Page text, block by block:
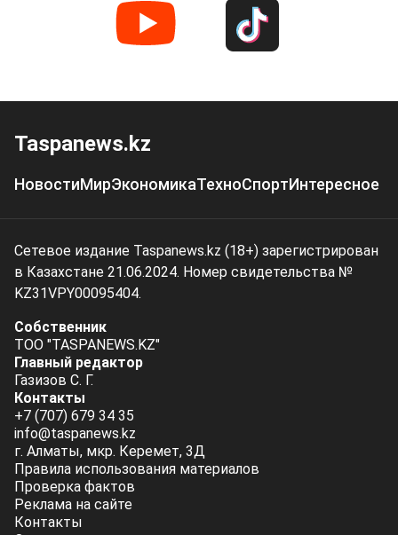
Taspanews.kz
НовостиМирЭкономикаТехноСпортИнтересное
Сетевое издание Taspanews.kz (18+) зарегистрирован
в Казахстане 21.06.2024. Номер свидетельства №
KZ31VPY00095404.
Собственник
ТОО "TASPANEWS.KZ"
Главный редактор
Газизов С. Г.
Контакты
+7 (707) 679 34 35
info@taspanews.kz
г. Алматы, мкр. Керемет, 3Д
Правила использования материалов
Проверка фактов
Реклама на сайте
Контакты